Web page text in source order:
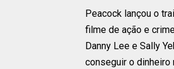
Peacock lançou o
filme de ação e
Danny Lee e Sally
conseguir o dinheiro